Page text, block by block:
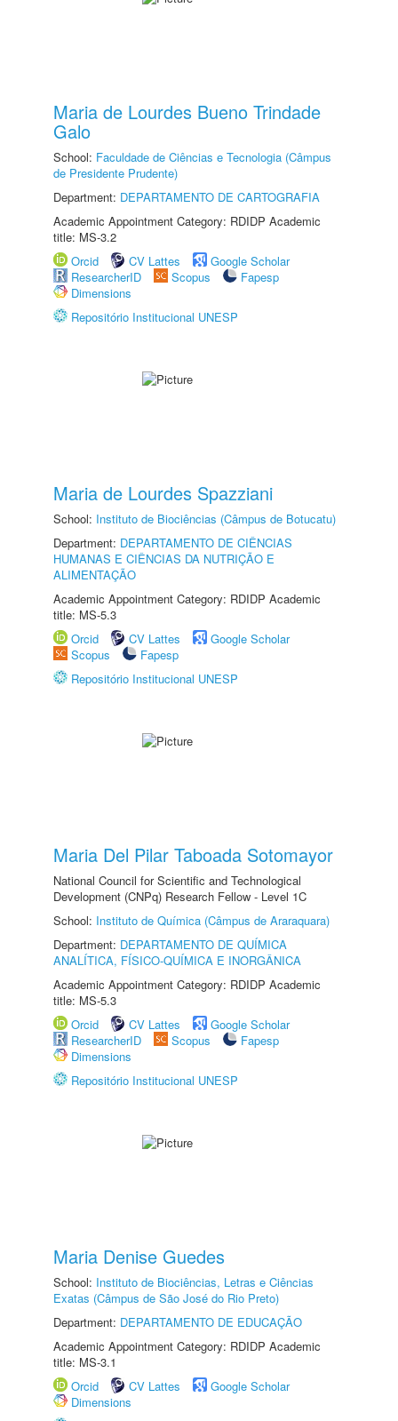
Maria de Lourdes Bueno Trindade
Galo
School: Faculdade de Ciências e Tecnologia (Câmpus
de Presidente Prudente)
Department: DEPARTAMENTO DE CARTOGRAFIA
Academic Appointment Category: RDIDP Academic
title: MS-3.2
Orcid
CV Lattes
Google Scholar
ResearcherID
Scopus
Fapesp
Dimensions
Repositório Institucional UNESP
Maria de Lourdes Spazziani
School: Instituto de Biociências (Câmpus de Botucatu)
Department: DEPARTAMENTO DE CIÊNCIAS
HUMANAS E CIÊNCIAS DA NUTRIÇÃO E
ALIMENTAÇÃO
Academic Appointment Category: RDIDP Academic
title: MS-5.3
Orcid
CV Lattes
Google Scholar
Scopus
Fapesp
Repositório Institucional UNESP
Maria Del Pilar Taboada Sotomayor
National Council for Scientific and Technological
Development (CNPq) Research Fellow - Level 1C
School: Instituto de Química (Câmpus de Araraquara)
Department: DEPARTAMENTO DE QUÍMICA
ANALÍTICA, FÍSICO-QUÍMICA E INORGÂNICA
Academic Appointment Category: RDIDP Academic
title: MS-5.3
Orcid
CV Lattes
Google Scholar
ResearcherID
Scopus
Fapesp
Dimensions
Repositório Institucional UNESP
Maria Denise Guedes
School: Instituto de Biociências, Letras e Ciências
Exatas (Câmpus de São José do Rio Preto)
Department: DEPARTAMENTO DE EDUCAÇÃO
Academic Appointment Category: RDIDP Academic
title: MS-3.1
Orcid
CV Lattes
Google Scholar
Dimensions